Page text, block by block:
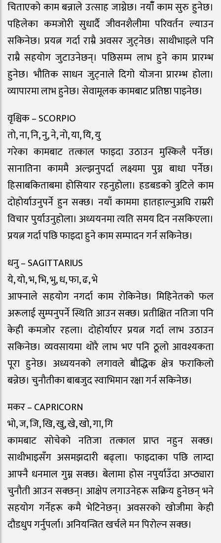
चिताएकाे काम बन्नाले उत्साह जाग्नेछ। नयाँँ काम सुरु हुनेछ।
पहिलेका कमजोरी सुधार्दै जीवनशैलीमा परिवर्तन ल्याउन
सकिनेछ। प्रयत्न गर्दा राम्रै अवसर जुट्नेछ। साथीभाइले पनि
राम्रै सहयोग जुटाउनेछन्। पछिसम्म लाभ हुने काम प्रारम्भ
हुनेछ। भौतिक साधन जुट्नाले दिगो योजना प्रारम्भ होला।
व्यापारमा लाभ हुनेछ। सेवामूलक कामबाट प्रतिष्ठा पाइनेछ।
वृश्चिक – SCORPIO
तो, ना, नि, नु, ने, नो, या, यि, यु
गरेका कामबाट तत्काल फाइदा उठाउन मुस्किलै पर्नेछ।
सानातिना काममै अल्झनुपर्दा लक्ष्यमा पुग्न बाधा पर्नेछ।
हिसाबकिताबमा होसियार रहनुहोला। हडबडको त्रुटिले काम
दोहोर्याउनुपर्ने हुन सक्छ। नयाँ काममा हातहाल्नुअघि राम्ररी
विचार पुर्याउनुहोला। अध्ययनमा त्यति समय दिन नसकिएला।
प्रयत्न गर्दा पछि फाइदा हुने काम सम्पादन गर्न सकिनेछ।
धनु – SAGITTARIUS
ये, यो, भ, भि, भु, ध, फा, ढ, भे
आफ्नाले सहयोग नगर्दा काम राेकिनेछ। मिहिनेतको फल
अरूलाई सुम्पनुपर्ने स्थिति आउन सक्छ। प्रतीक्षित नतिजा पनि
केही कमजोर रहला। दोहोर्याएर प्रयत्न गर्दा लाभ उठाउन
सकिनेछ। व्यवसायमा थोरै लाभ भए पनि ठूलो आवश्यकता
पूरा हुनेछ। अध्ययनको लगावले बौद्धिक क्षेत्र फराकिलो
बन्नेछ। चुनौतीका बाबजुद स्वाभिमान रक्षा गर्न सकिनेछ।
मकर – CAPRICORN
भो, ज, जि, खि, खु, खे, खो, गा, गि
कामबाट सोचेको नतिजा तत्काल प्राप्त नहुन सक्छ।
साथीभाइसँग असमझदारी बढ्ला। फाइदाका पछि लाग्दा
आफ्नै धनमाल गुम्न सक्छ। बेलामा होस नपुर्याउँदा अप्ठ्यारा
चुनौती आउन सक्छन्। आक्षेप लगाउनेहरू सक्रिय हुनेछन् भने
सहयोग गर्नेहरू कमै भेटिनेछन्। अवसरको खोजीमा केही
दौडधुप गर्नुपर्ला। अनियन्त्रित खर्चले मन पिरोल्न सक्छ।